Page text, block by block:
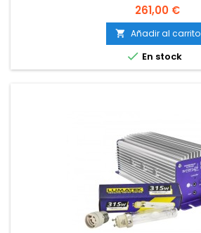
Precio
261,00 €
 Añadir al carrito
 En stock